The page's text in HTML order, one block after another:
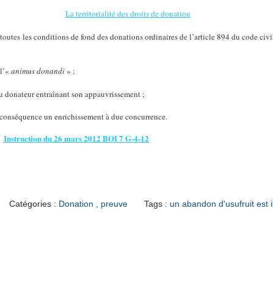
La territorialité des droits de donation
les conditions de fond des donations ordinaires de l’article 894 du code
animus donandi» ;
entraînant son appauvrissement ;
un enrichissement à due concurrence.
Instruction du 26 mars 2012 BOI7 G-4-12
Catégories : Donation , preuve Tags : un abandon d'usufruit est